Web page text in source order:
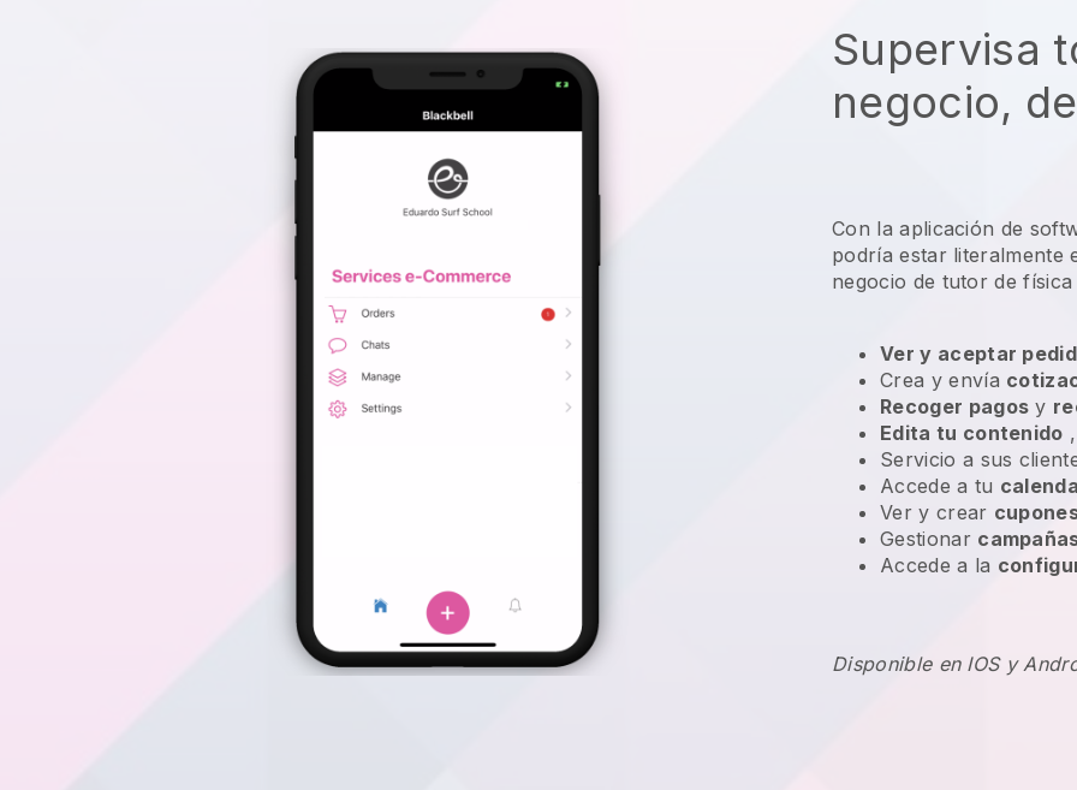
Supervisa
negocio,
Con la aplicación de
podría estar
negocio de tutor de física
Ver y aceptar
Crea y envía
Recoger pagos y
Edita tu contenido
Servicio a sus
Accede a tu
Ver y crear
Gestionar
Accede a la
Disponible en IOS y